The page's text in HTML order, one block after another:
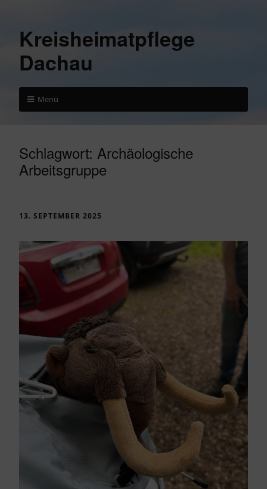
Kreisheimatpflege
Dachau
Menü
Schlagwort: Archäologische
Arbeitsgruppe
13. SEPTEMBER 2025